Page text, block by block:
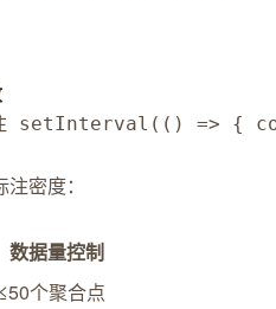
标注 setInterval(() =>
密度：
数据量控制
≤50个聚合点